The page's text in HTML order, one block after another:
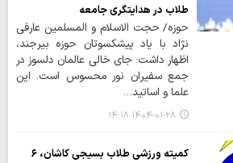
طلاب در هدایتگری جامعه
حوزه/ حجت الاسلام و المسلمین عارفی
نژاد با یاد پیشکسوتان حوزه بیرجند،
اظهار داشت: جای خالی عالمان دلسوز در
جمع سفیران نور محسوس است. این
علما و اساتید…
۱۴۰۴-۰۱-۲۸ ۱۴:۱۸
کمیته ورزشی طلاب بسیجی کاشان، ۶